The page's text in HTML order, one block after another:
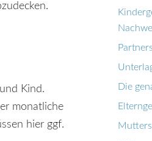
Kind.
monatliche
hier ggf.
Die